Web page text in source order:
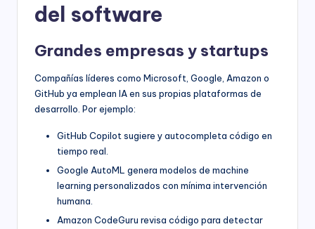
del software
Grandes empresas y startups
Compañías líderes como Microsoft, Google, Amazon o
GitHub ya emplean IA en sus propias plataformas de
desarrollo. Por ejemplo:
GitHub Copilot sugiere y autocompleta código en
tiempo real.
Google AutoML genera modelos de machine
learning personalizados con mínima intervención
humana.
Amazon CodeGuru revisa código para detectar